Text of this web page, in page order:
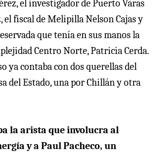
el investigador de Puerto Varas
el fiscal de Melipilla Nelson Cajas y
que tenía en sus manos la
Centro Norte, Patricia Cerda.
ya contaba con dos querellas del
del Estado, una por Chillán y otra
la arista que involucra al
y a Paul Pacheco, un